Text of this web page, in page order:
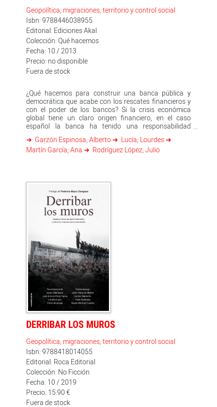
Geopolítica, migraciones, territorio y control social
Isbn: 9788446038955
Editorial: Ediciones Akal
Colección: Qué hacemos
Fecha: 10 / 2013
Precio: no disponible
Fuera de stock
¿Qué hacemos para construir una banca pública y
democrática que acabe con los rescates financieros y
con el poder de los bancos? Si la crisis económica
global tiene un claro origen financiero, en el caso
español la banca ha tenido una responsabilidad
actual situación es esencial observar el papel jugado
por bancos y cajas durante la burbuja que financiaron
nos ha arrastrado hasta un rescate financiero que
socializa sus deudas, y qué responsabilidad han tenido
el Banco de España, el BCE y los organismos
responsables que fallaron en su supervisión. La
liquidación de las cajas de ahorro, el proceso de
concentración bancaria, los activos tóxicos y el
llamado banco malo son analizados en un libro que
propone la creación de una banca pública, viable,
social y democrática.
Garzón Espinosa, Alberto
Lucía, Lourdes
Martín García, Ana
Rodríguez López, Julio
DERRIBAR LOS MUROS
Geopolítica, migraciones, territorio y control social
Isbn: 9788418014055
Editorial: Roca Editorial
Colección: No Ficción
Fecha: 10 / 2019
Precio: 15.90 €
Fuera de stock